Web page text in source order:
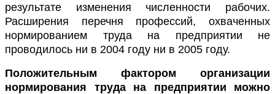
результате изменения численности рабочих.
Расширения перечня профессий, охваченных
нормированием труда на предприятии не
проводилось ни в 2004 году ни в 2005 году.
Положительным фактором организации
нормирования труда на предприятии можно